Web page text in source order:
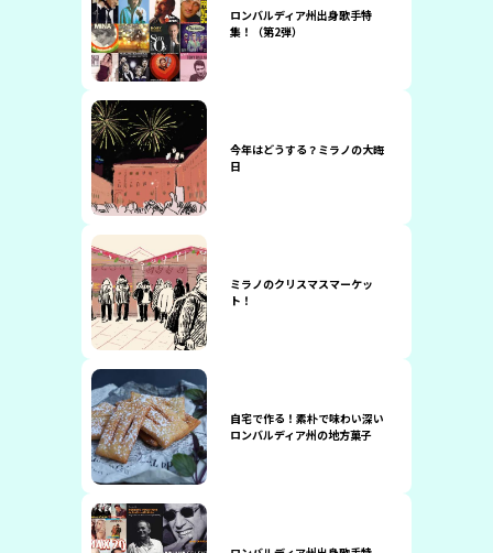
ロンバルディア州出身歌手特
集！（第2弾）
今年はどうする？ミラノの大晦
日
ミラノのクリスマスマーケッ
ト！
自宅で作る！素朴で味わい深い
ロンバルディア州の地方菓子